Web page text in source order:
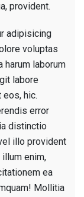
provident.
adipisicing
voluptas
harum laborum
labore
eos, hic.
error
distinctio
illo provident
enim,
ea
Mollitia